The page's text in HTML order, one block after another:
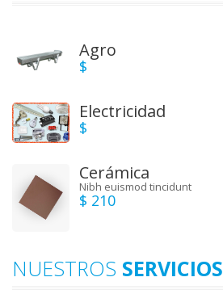
Agro
$
Electricidad
$
Cerámica
Nibh euismod tincidunt
$ 210
NUESTROS SERVICIOS